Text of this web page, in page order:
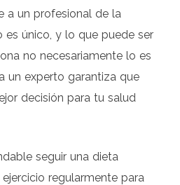
a un profesional de la
es único, y lo que puede ser
no necesariamente lo es
un experto garantiza que
decisión para tu salud
seguir una dieta
regularmente para